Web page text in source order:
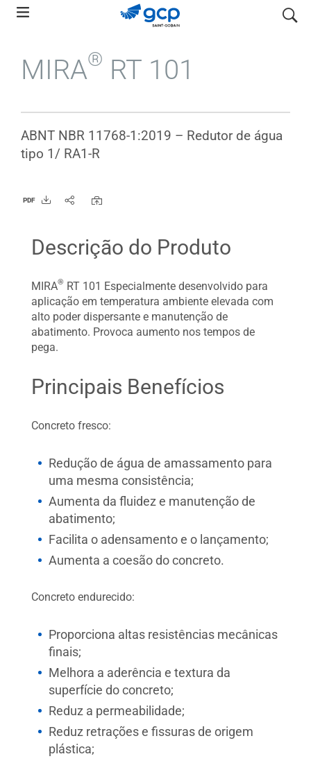
Skip
navigation
MIRA® RT 101
ABNT NBR 11768-1:2019 – Redutor de água
tipo 1/ RA1-R
PDF
Descrição do Produto
MIRA® RT 101 Especialmente desenvolvido para
aplicação em temperatura ambiente elevada com
alto poder dispersante e manutenção de
abatimento. Provoca aumento nos tempos de
pega.
Principais Benefícios
Concreto fresco:
Redução de água de amassamento para
uma mesma consistência;
Aumenta da fluidez e manutenção de
abatimento;
Facilita o adensamento e o lançamento;
Aumenta a coesão do concreto.
Concreto endurecido:
Proporciona altas resistências mecânicas
finais;
Melhora a aderência e textura da
superfície do concreto;
Reduz a permeabilidade;
Reduz retrações e fissuras de origem
plástica;